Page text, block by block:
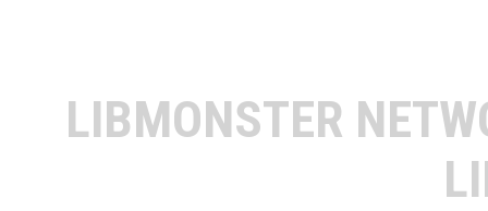
LIBMONSTER